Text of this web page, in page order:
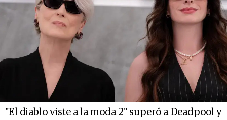
"El diablo viste a la moda 2" superó a Deadpool y